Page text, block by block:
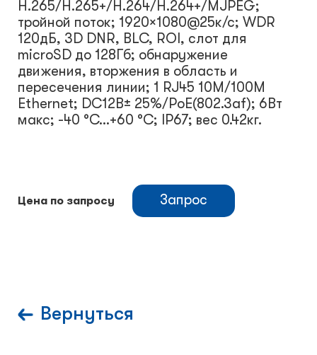
H.265/H.265+/H.264/H.264+/MJPEG;
тройной поток; 1920×1080@25к/с; WDR
120дБ, 3D DNR, BLC, ROI, слот для
microSD до 128Гб; обнаружение
движения, вторжения в область и
пересечения линии; 1 RJ45 10M/100M
Ethernet; DC12В± 25%/PoE(802.3af); 6Вт
макс; -40 °C...+60 °C; IP67; вес 0.42кг.
Цена по запросу Запрос
Вернуться